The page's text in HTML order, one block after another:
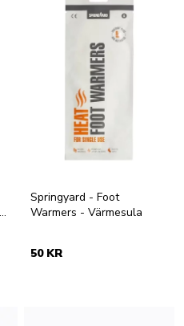
Springyard - Foot
Warmers - Värmesula
50 KR